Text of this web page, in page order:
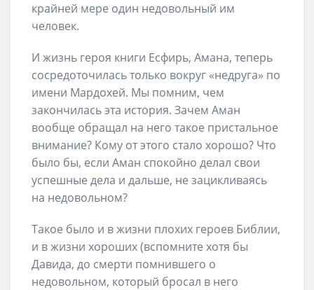
крайней мере один недовольный им
человек.
И жизнь героя книги Есфирь, Амана, теперь
сосредоточилась только вокруг «недруга» по
имени Мардохей. Мы помним, чем
закончилась эта история. Зачем Аман
вообще обращал на него такое пристальное
внимание? Кому от этого стало хорошо? Что
было бы, если Аман спокойно делал свои
успешные дела и дальше, не зацикливаясь
на недовольном?
Такое было и в жизни плохих героев Библии,
и в жизни хороших (вспомните хотя бы
Давида, до смерти помнившего о
недовольном, который бросал в него